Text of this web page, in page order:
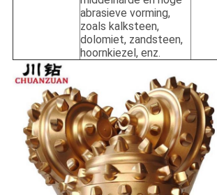
abrasieve vorming,
zoals kalksteen,
dolomiet, zandsteen,
hoornkiezel, enz.